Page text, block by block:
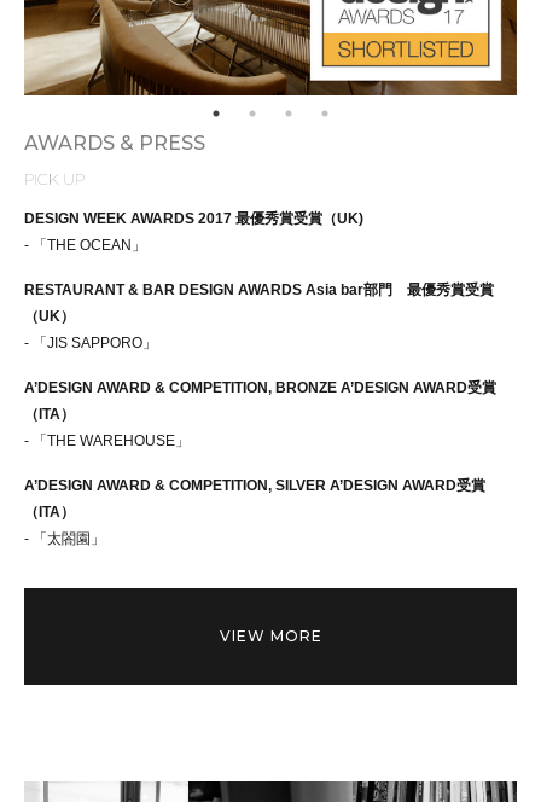
AWARDS & PRESS
PICK UP
DESIGN WEEK AWARDS 2017 最優秀賞受賞（UK)
- 「THE OCEAN」
RESTAURANT & BAR DESIGN AWARDS Asia bar部門 最優秀賞受賞
（UK）
- 「JIS SAPPORO」
A’DESIGN AWARD & COMPETITION, BRONZE A’DESIGN AWARD受賞
（ITA）
- 「THE WAREHOUSE」
A’DESIGN AWARD & COMPETITION, SILVER A’DESIGN AWARD受賞
（ITA）
- 「太閤園」
VIEW MORE